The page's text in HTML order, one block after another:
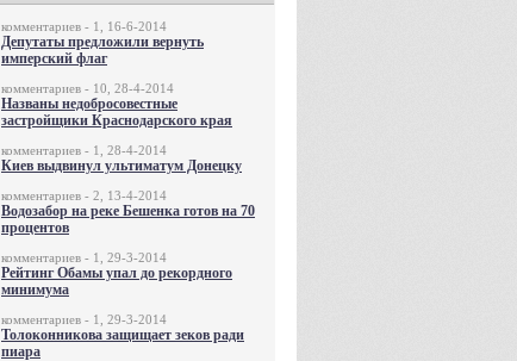
комментариев - 1, 16-6-2014
Депутаты предложили вернуть
имперский флаг
комментариев - 10, 28-4-2014
Названы недобросовестные
застройщики Краснодарского края
комментариев - 1, 28-4-2014
Киев выдвинул ультиматум Донецку
комментариев - 2, 13-4-2014
Водозабор на реке Бешенка готов на 70
процентов
комментариев - 1, 29-3-2014
Рейтинг Обамы упал до рекордного
минимума
комментариев - 1, 29-3-2014
Толоконникова защищает зеков ради
пиара